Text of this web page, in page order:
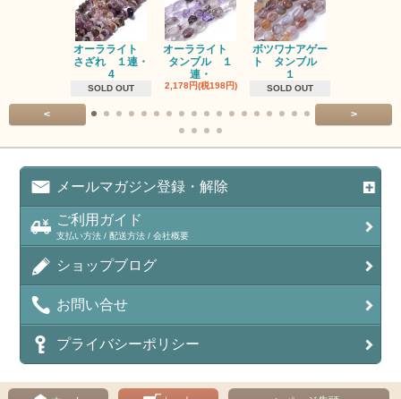
オーラライト
さざれ １連・
4
SOLD OUT
オーラライト
タンブル １
連・
2,178円(税198円)
ボツワナアゲー
ト タンブル
１
SOLD OUT
< >
メールマガジン登録・解除
ご利用ガイド
支払い方法 / 配送方法 / 会社概要
ショップブログ
お問い合せ
プライバシーポリシー